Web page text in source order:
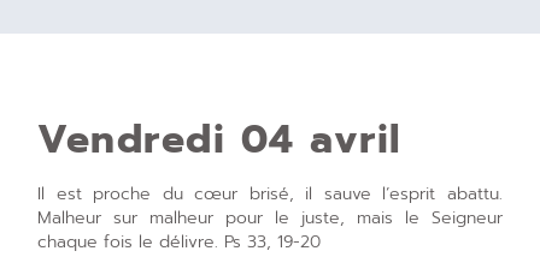
Vendredi 04 avril
Il est proche du cœur brisé, il sauve l’esprit abattu.
Malheur sur malheur pour le juste, mais le Seigneur
chaque fois le délivre. Ps 33, 19-20